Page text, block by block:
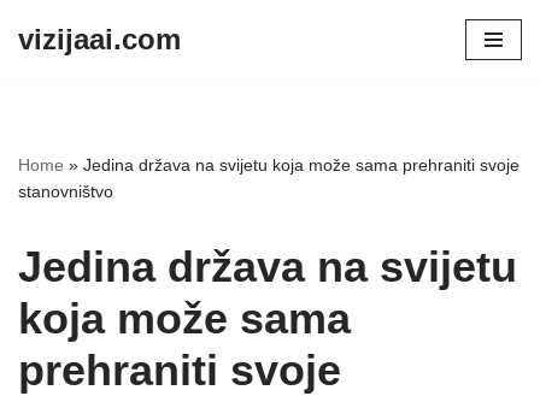
vizijaai.com
Home » Jedina država na svijetu koja može sama prehraniti svoje
stanovništvo
Jedina država na svijetu
koja može sama
prehraniti svoje